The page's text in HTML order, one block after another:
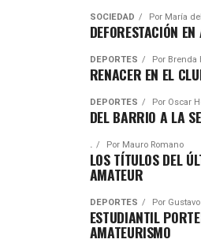
SOCIEDAD Por María
DEFORESTACIÓN
DEPORTES Por Brenda
RENACER EN EL
DEPORTES Por Oscar
DEL BARRIO A LA
. Por Mauro Romano
LOS TÍTULOS DEL
AMATEUR
DEPORTES Por
ESTUDIANTIL
AMATEURISMO